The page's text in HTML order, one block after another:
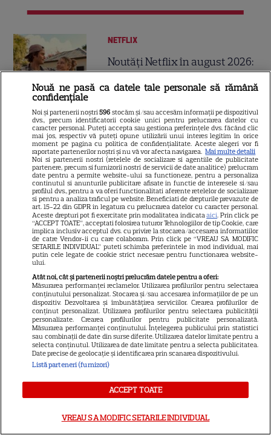
16
NETFLIX
Noutăți Netflix în august 2026:
Robert De Niro, „Nosferatu” și
noile sezoane din „Outer
singurătate”
14
VEDETE STRĂINE
Sean Astin din „Stăpânul
Inelelor” a fost nevoit să își
vândă casa din cauza
salariului mic: Câți bani a
primit de fapt
14
VEDETE STRĂINE
Elon Musk, atac la adresa
regizorului premiat cu Oscar
care a realizat documentarul
despre viața sa. Filmul are 232
de minute
VEDETE STRĂINE
Marvel are un nou Black
Panther. David Jonsson preia
moștenirea lui Chadwick
Nouă ne pasă ca datele tale personale să rămână
confidențiale
Noi și partenerii noștri596 stocăm și/sau accesăm informații pe dispozitivul
dvs., precum identificatorii cookie unici pentru prelucrarea datelor cu
caracter personal. Puteți accepta sau gestiona preferințele dvs. făcând clic
mai jos, respectiv vă puteți opune utilizării unui interes legitim în orice
moment pe pagina cu politica de confidențialitate. Aceste alegeri vor fi
raportate partenerilor noștri și nu vă vor afecta navigarea. Mai multe detalii
Noi si partenerii nostri (retelele de socializare si agentiile de publicitate
partenere, precum si furnizorii nostri de servicii de date analitice) prelucram
date pentru a permite website-ului sa functioneze, pentru a personaliza
continutul si anunturile publicitare afisate in functie de interesele si/sau
profilul dvs., pentru a va oferi functionalitati aferente retelelor de socializare
si pentru a analiza traficul pe website. Beneficiati de drepturile prevazute de
art. 15-22 din GDPR in legatura cu prelucrarea datelor cu caracter personal.
Aceste drepturi pot fi exercitate prin modalitatea indicataaici. Prin click pe
“ACCEPT TOATE”, acceptati folosirea tuturor Tehnologiilor de tip Cookie, care
implica inclusiv acceptul dvs. cu privire la stocarea/accesarea informatiilor
de catre Vendor-ii cu care colaboram. Prin click pe “VREAU SA MODIFIC
SETARILE INDIVIDUAL” puteti schimba preferintele in mod individual, mai
putin cele legate de cookie strict necesare pentru functionarea website-
ului.
Atât noi, cât și partenerii noștri prelucrăm datele pentru a oferi:
Măsurarea performanței reclamelor. Utilizarea profilurilor pentru selectarea
conținutului personalizat. Stocarea și/sau accesarea informațiilor de pe un
dispozitiv. Dezvoltarea și îmbunătățirea serviciilor. Crearea profilurilor de
conținut personalizat. Utilizarea profilurilor pentru selectarea publicității
personalizate. Crearea profilurilor pentru publicitate personalizată.
Măsurarea performanței conținutului. Înțelegerea publicului prin statistici
sau combinații de date din surse diferite. Utilizarea datelor limitate pentru a
selecta conținutul. Utilizarea de date limitate pentru a selecta publicitatea.
Date precise de geolocație și identificarea prin scanarea dispozitivului.
Listă parteneri (furnizori)
ACCEPT TOATE
VREAU SA MODIFIC SETARILE INDIVIDUAL